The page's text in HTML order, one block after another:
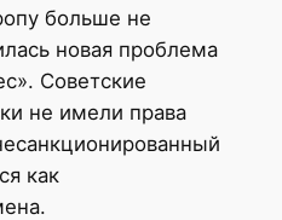
больше не
новая проблема
Советские
не имели права
как